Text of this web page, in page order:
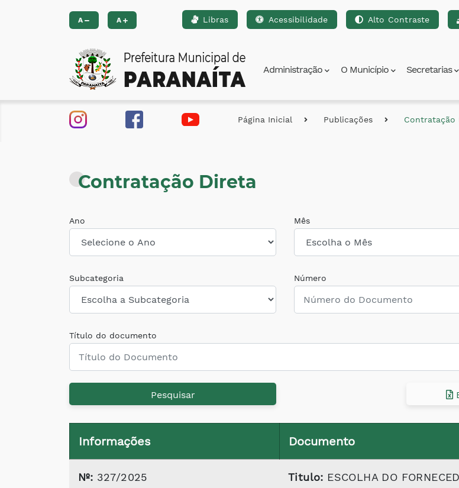
Ir para o conteúdo [alt+1] Ir para o menu [alt+2] Ir para a busca [alt+3] Ir para o rodapé [alt+4]
A A Libras Acessibilidade Alto Contraste
Administração O Município Secretarias
Página Inicial Publicações Contratação
Contratação Direta
Ano Mês
Subcategoria Número
Título do documento
Pesquisar
Informações Documento
Nº: 327/2025
Titulo: ESCOLHA DO